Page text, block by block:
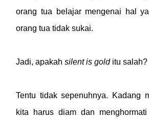
orang tua belajar mengenai hal
orang tua tidak sukai.
Jadi, apakahsilent is golditu salah?
Tentu tidak sepenuhnya. Kadang
kita harus diam dan